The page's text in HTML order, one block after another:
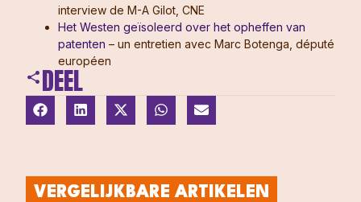
interview de M-A Gilot, CNE
Het Westen geïsoleerd over het opheffen van
patenten – un entretien avec Marc Botenga, député
européen
DEEL
VERGELIJKBARE ARTIKELEN